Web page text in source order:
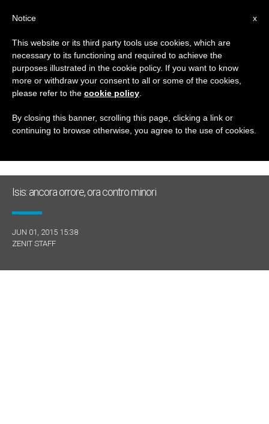
GIORNO
Giugno 1st, 2015
ULTIME NOTIZIE
Isis: ancora orrore, ora contro minori
JUN 01, 2015 15:38
ZENIT STAFF
x
Notice
This website or its third party tools use cookies, which are
necessary to its functioning and required to achieve the
purposes illustrated in the cookie policy. If you want to know
more or withdraw your consent to all or some of the cookies,
please refer to the cookie policy
By closing this banner, scrolling this page, clicking a link or
continuing to browse otherwise, you agree to the use of cookies.